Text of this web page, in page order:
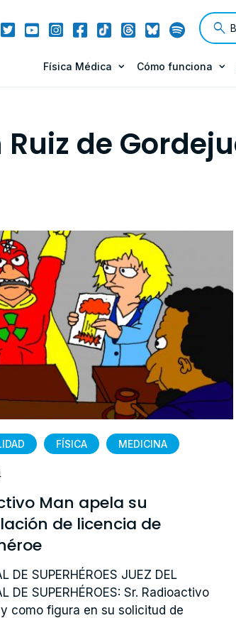
Física Médica Cómo funciona
de
FÍSICA MEDICINA
Man apela su
de licencia de
DE SUPERHÉROES JUEZ DEL
DE SUPERHÉROES: Sr. Radioactivo
como figura en su solicitud de